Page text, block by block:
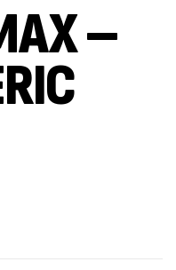
–